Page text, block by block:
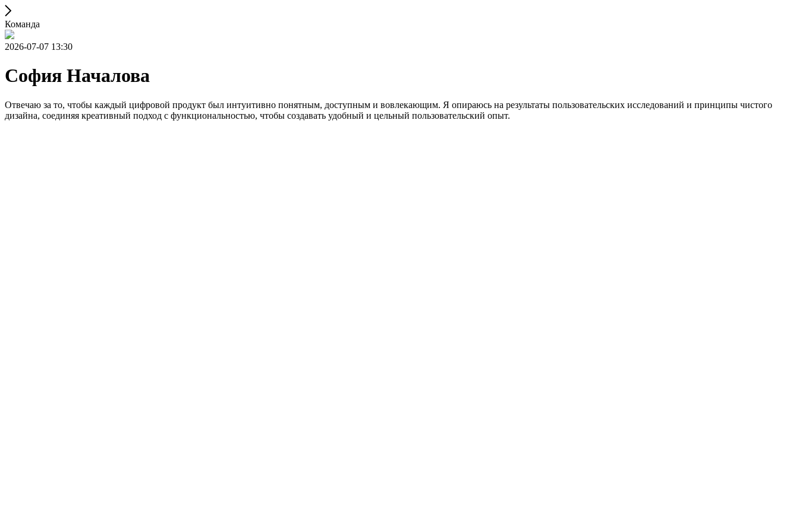
Команда
2026-07-07 13:30
София Началова
Отвечаю за то, чтобы каждый цифровой продукт был интуитивно понятным, доступным и вовлекающим. Я опираюсь на результаты пользовательских исследований и принципы чистого
дизайна, соединяя креативный подход с функциональностью, чтобы создавать удобный и цельный пользовательский опыт.